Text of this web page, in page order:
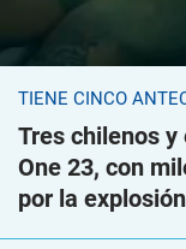
TIENE CINCO
Tres chilenos
One 23, con
por la